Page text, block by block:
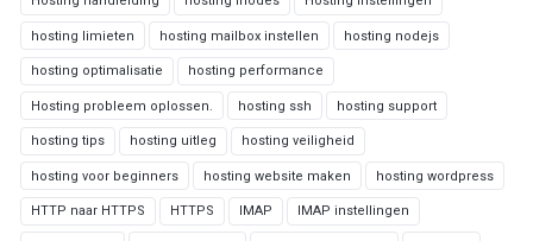
hosting limieten hosting mailbox instellen hosting nodejs
hosting optimalisatie hosting performance
Hosting probleem oplossen. hosting ssh hosting support
hosting tips hosting uitleg hosting veiligheid
hosting voor beginners hosting website maken hosting wordpress
HTTP naar HTTPS HTTPS IMAP IMAP instellingen